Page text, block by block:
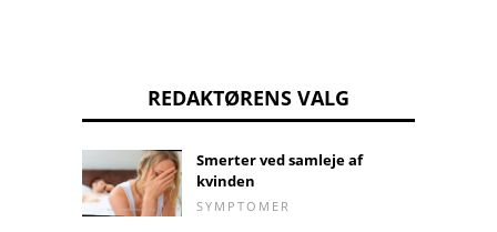
REDAKTØRENS VALG
Smerter ved samleje af
kvinden
SYMPTOMER